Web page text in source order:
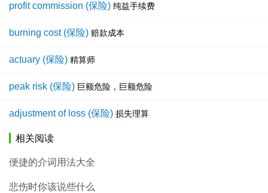
profit commission (保险) 纯益手续费
burning cost (保险) 赔款成本
actuary (保险) 精算师
peak risk (保险) 巨额危险，巨额危险
adjustment of loss (保险) 损失理算
相关阅读
便捷的介词用法大全
悲伤时你该说些什么